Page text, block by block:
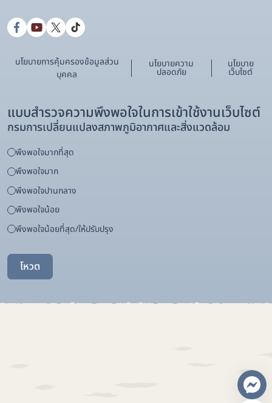
นโยบายการคุ้มครองข้อมูลส่วน
บุคคล
นโยบายความ
ปลอดภัย
นโยบาย
เว็บไซต์
แบบสำรวจความพึงพอใจในการเข้าใช้งานเว็บไซต์
กรมการเปลี่ยนแปลงสภาพภูมิอากาศและสิ่งแวดล้อม
พึงพอใจมากที่สุด
พึงพอใจมาก
พึงพอใจปานกลาง
พึงพอใจน้อย
พึงพอใจน้อยที่สุด/ให้ปรับปรุง
โหวต